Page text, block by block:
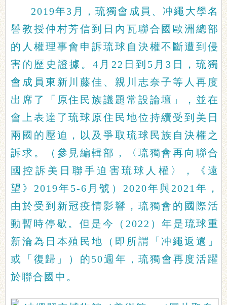
2019年3月，琉獨會成員、冲繩大學名
譽教授仲村芳信到日內瓦聯合國歐洲總部
的人權理事會申訴琉球自決權不斷遭到侵
害的歷史證據。4月22日到5月3日，琉獨
會成員東新川藤佳、親川志奈子等人再度
出席了「原住民族議題常設論壇」，並在
會上表達了琉球原住民地位持續受到美日
兩國的壓迫，以及爭取琉球民族自決權之
訴求。（參見編輯部，〈琉獨會再向聯合
國控訴美日聯手迫害琉球人權〉，《遠
望》2019年5-6月號）2020年與2021年，
由於受到新冠疫情影響，琉獨會的國際活
動暫時停歇。但是今（2022）年是琉球重
新淪為日本殖民地（即所謂「冲繩返還」
或「復歸」）的50週年，琉獨會再度活躍
於聯合國中。